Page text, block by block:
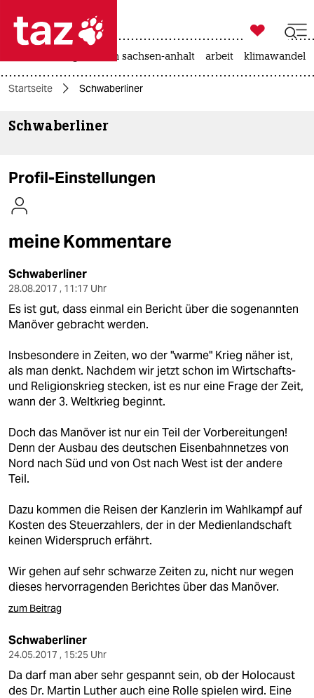
 taz zahl ich
taz zahl ich
themen
kultur
sport
berlin
nord
wahrheit
verlag
verlag
veranstaltungen
fragen & hilfe
unterstützen
abo
genossenschaft
epaper login

taz zahl ich
landtagswahl in sachsen-anhalt arbeit klimawandel
Startseite Schwaberliner
Schwaberliner
Profil-Einstellungen
meine Kommentare
Schwaberliner
28.08.2017 , 11:17 Uhr
Es ist gut, dass einmal ein Bericht über die sogenannten
Manöver gebracht werden.
Insbesondere in Zeiten, wo der "warme" Krieg näher ist,
als man denkt. Nachdem wir jetzt schon im Wirtschafts-
und Religionskrieg stecken, ist es nur eine Frage der Zeit,
wann der 3. Weltkrieg beginnt.
Doch das Manöver ist nur ein Teil der Vorbereitungen!
Denn der Ausbau des deutschen Eisenbahnnetzes von
Nord nach Süd und von Ost nach West ist der andere
Teil.
Dazu kommen die Reisen der Kanzlerin im Wahlkampf auf
Kosten des Steuerzahlers, der in der Medienlandschaft
keinen Widerspruch erfährt.
Wir gehen auf sehr schwarze Zeiten zu, nicht nur wegen
dieses hervorragenden Berichtes über das Manöver.
zum Beitrag
Schwaberliner
24.05.2017 , 15:25 Uhr
Da darf man aber sehr gespannt sein, ob der Holocaust
des Dr. Martin Luther auch eine Rolle spielen wird. Eine